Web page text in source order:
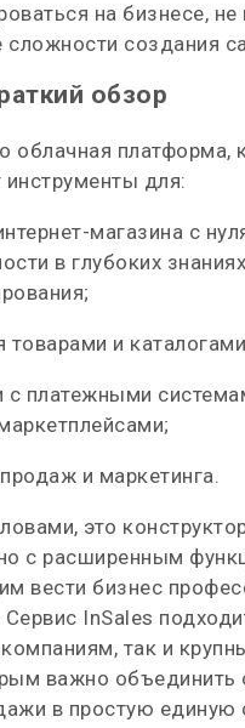
на бизнесе,
сложности создания
обзор
облачная платформа,
для:
магазина с
в глубоких знаниях
товарами и
с платежными
и маркетинга.
это
с расширенным
вести бизнес
InSales
так и
важно объединить
в простую единую